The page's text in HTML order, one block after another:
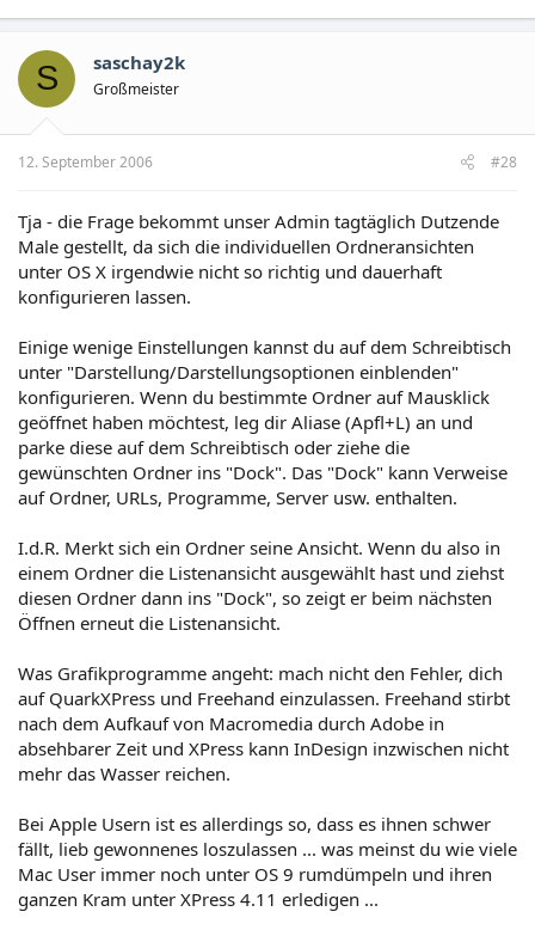
S saschay2k
Großmeister
12. September 2006 #28
Tja - die Frage bekommt unser Admin tagtäglich Dutzende
Male gestellt, da sich die individuellen Ordneransichten
unter OS X irgendwie nicht so richtig und dauerhaft
konfigurieren lassen.
Einige wenige Einstellungen kannst du auf dem Schreibtisch
unter "Darstellung/Darstellungsoptionen einblenden"
konfigurieren. Wenn du bestimmte Ordner auf Mausklick
geöffnet haben möchtest, leg dir Aliase (Apfl+L) an und
parke diese auf dem Schreibtisch oder ziehe die
gewünschten Ordner ins "Dock". Das "Dock" kann Verweise
auf Ordner, URLs, Programme, Server usw. enthalten.
I.d.R. Merkt sich ein Ordner seine Ansicht. Wenn du also in
einem Ordner die Listenansicht ausgewählt hast und ziehst
diesen Ordner dann ins "Dock", so zeigt er beim nächsten
Öffnen erneut die Listenansicht.
Was Grafikprogramme angeht: mach nicht den Fehler, dich
auf QuarkXPress und Freehand einzulassen. Freehand stirbt
nach dem Aufkauf von Macromedia durch Adobe in
absehbarer Zeit und XPress kann InDesign inzwischen nicht
mehr das Wasser reichen.
Bei Apple Usern ist es allerdings so, dass es ihnen schwer
fällt, lieb gewonnenes loszulassen ... was meinst du wie viele
Mac User immer noch unter OS 9 rumdümpeln und ihren
ganzen Kram unter XPress 4.11 erledigen ...